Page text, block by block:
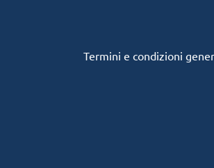
Termini e condizioni